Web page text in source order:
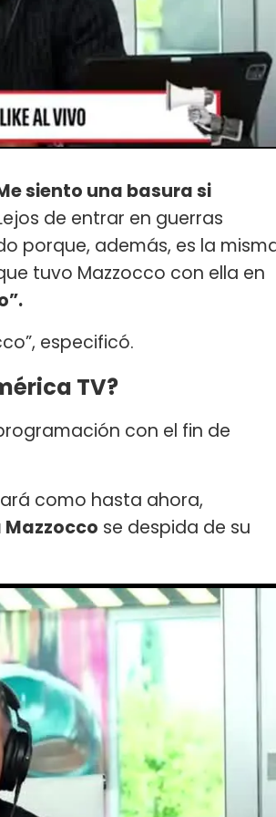
siento una basura si
de entrar en guerras
porque, además, es la
tuvo Mazzocco con ella en
especificó.
TV?
con el fin de
como hasta ahora,
Mazzocco se despida de su